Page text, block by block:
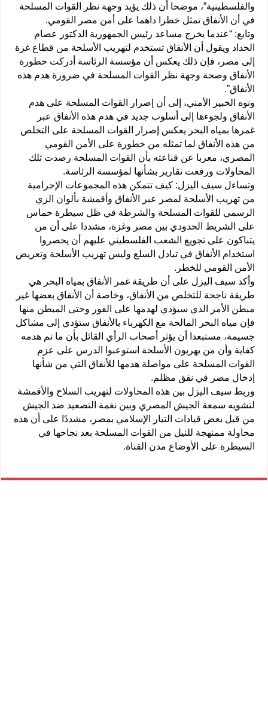
والفلسطينية”، موضحا أن ذلك يؤيد وجهة نظر القوات المسلحة
في أن الأنفاق تمثل خطرا داهما على أمن مصر القومي.
وتابع: “عندما يخرج مساعد رئيس الجمهورية الدكتور عصام
الحداد ويقول أن الأنفاق تستخدم لتهريب الأسلحة من قطاع غزة
إلى مصر، فإن ذلك يعكس أن مؤسسة الرئاسة أدركت خطورة
الأنفاق وصحة وجهة نظر القوات المسلحة في ضرورة هدم هذه
الأنفاق”.
ونوه الخبير الأمني، إلى أن إصرار القوات المسلحة على هدم
الأنفاق ولجوءها إلى أسلوب جديد في هدم هذه الأنفاق عبر
غمرها بمياه البحر يعكس إصرار القوات المسلحة على التخلص
من هذه الأنفاق لما تمثله من خطورة على الأمن القومي
المصري، معربا عن قناعته بأن القوات المسلحة رصدت تلك
المحاولات ورفعت تقارير بشأنها لمؤسسة الرئاسة.
وتساءل سيف اليزل: كيف تتمكن هذه المجموعات الإجرامية
من تهريب الأسلحة لمصر عبر الأنفاق وأقمشة بألوان الزي
الرسمي للقوات المسلحة والشرطة في ظل سيطرة حماس
على الشريط الحدودي بين مصر وغزة، مشددا على أن من
يتباكون على تجويع الشعب الفلسطيني عليهم أن يحصروا
استخدام الأنفاق في تبادل السلع وليس تهريب الأسلحة وتعريض
الأمن القومي للخطر.
وأكد سيف اليزل على أن طريقة غمر الأنفاق بمياه البحر هي
طريقة ناجحة للتخلص من الأنفاق، وخاصة أن الأنفاق بعضها غير
مبطن الأمر الذي سيؤدي لهدمها على الفور وحتى المبطن منها
فإن مياه البحر المالحة مع الكهرباء بالأنفاق ستؤدي إلى مشاكل
جسيمة، مستبعدا أن يؤثر أصحاب الرأي القائل بأن ما تم هدمه
كفاية وأن من يهربون الأسلحة استوعبوا الدرس على عزم
القوات المسلحة على مواصلة هدمها للأنفاق التي من شأنها
إدخال مصر في نفق مظلم.
وربط سيف اليزل بين هذه المحاولات لتهريب السلاح والأقمشة
لتشويه سمعة الجيش المصري وبين نغمة التصعيد ضد الجيش
من قبل بعض قيادات التيار الإسلامي بمصر، مشددًا على أن هذه
محاولة ممنهجة للنيل من القوات المسلحة بعد نجاحها في
السيطرة على الأوضاع مدن القناة.